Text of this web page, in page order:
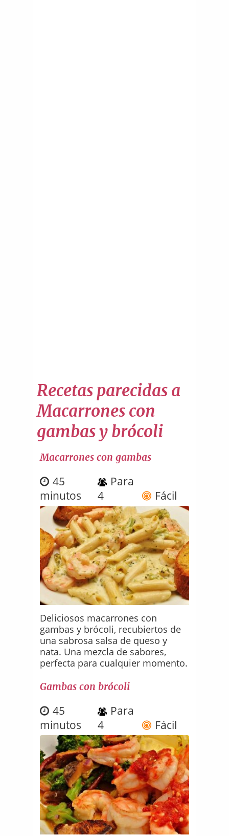
Recetas parecidas a
Macarrones con
gambas y brócoli
Macarrones con gambas
45
minutos
Para
4
Fácil
Deliciosos macarrones con
gambas y brócoli, recubiertos de
una sabrosa salsa de queso y
nata. Una mezcla de sabores,
perfecta para cualquier momento.
Gambas con brócoli
45
minutos
Para
4
Fácil